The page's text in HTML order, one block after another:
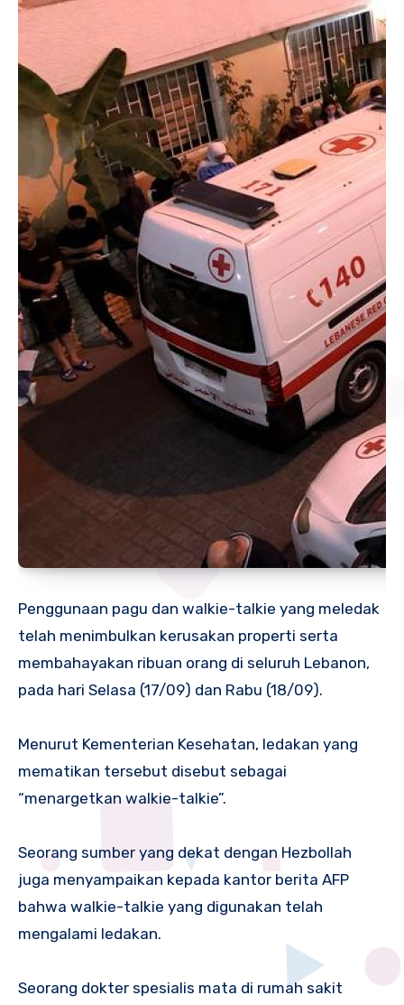
Penggunaan pagu dan walkie-talkie yang meledak
telah menimbulkan kerusakan properti serta
membahayakan ribuan orang di seluruh Lebanon,
pada hari Selasa (17/09) dan Rabu (18/09).
Menurut Kementerian Kesehatan, ledakan yang
mematikan tersebut disebut sebagai
“menargetkan walkie-talkie”.
Seorang sumber yang dekat dengan Hezbollah
juga menyampaikan kepada kantor berita AFP
bahwa walkie-talkie yang digunakan telah
mengalami ledakan.
Seorang dokter spesialis mata di rumah sakit